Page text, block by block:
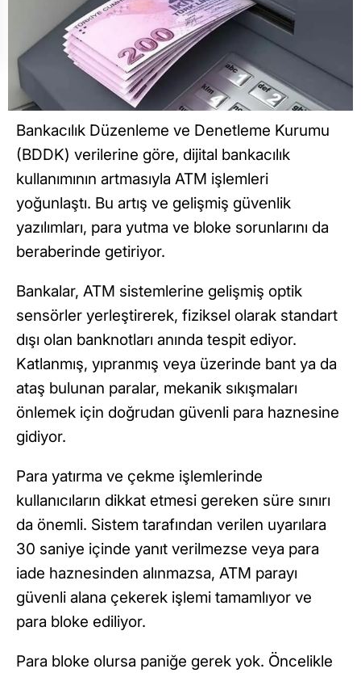
Bankacılık Düzenleme ve Denetleme Kurumu
(BDDK) verilerine göre, dijital bankacılık
kullanımının artmasıyla ATM işlemleri
yoğunlaştı. Bu artış ve gelişmiş güvenlik
yazılımları, para yutma ve bloke sorunlarını da
beraberinde getiriyor.
Bankalar, ATM sistemlerine gelişmiş optik
sensörler yerleştirerek, fiziksel olarak standart
dışı olan banknotları anında tespit ediyor.
Katlanmış, yıpranmış veya üzerinde bant ya da
ataş bulunan paralar, mekanik sıkışmaları
önlemek için doğrudan güvenli para haznesine
gidiyor.
Para yatırma ve çekme işlemlerinde
kullanıcıların dikkat etmesi gereken süre sınırı
da önemli. Sistem tarafından verilen uyarılara
30 saniye içinde yanıt verilmezse veya para
iade haznesinden alınmazsa, ATM parayı
güvenli alana çekerek işlemi tamamlıyor ve
para bloke ediliyor.
Para bloke olursa paniğe gerek yok. Öncelikle